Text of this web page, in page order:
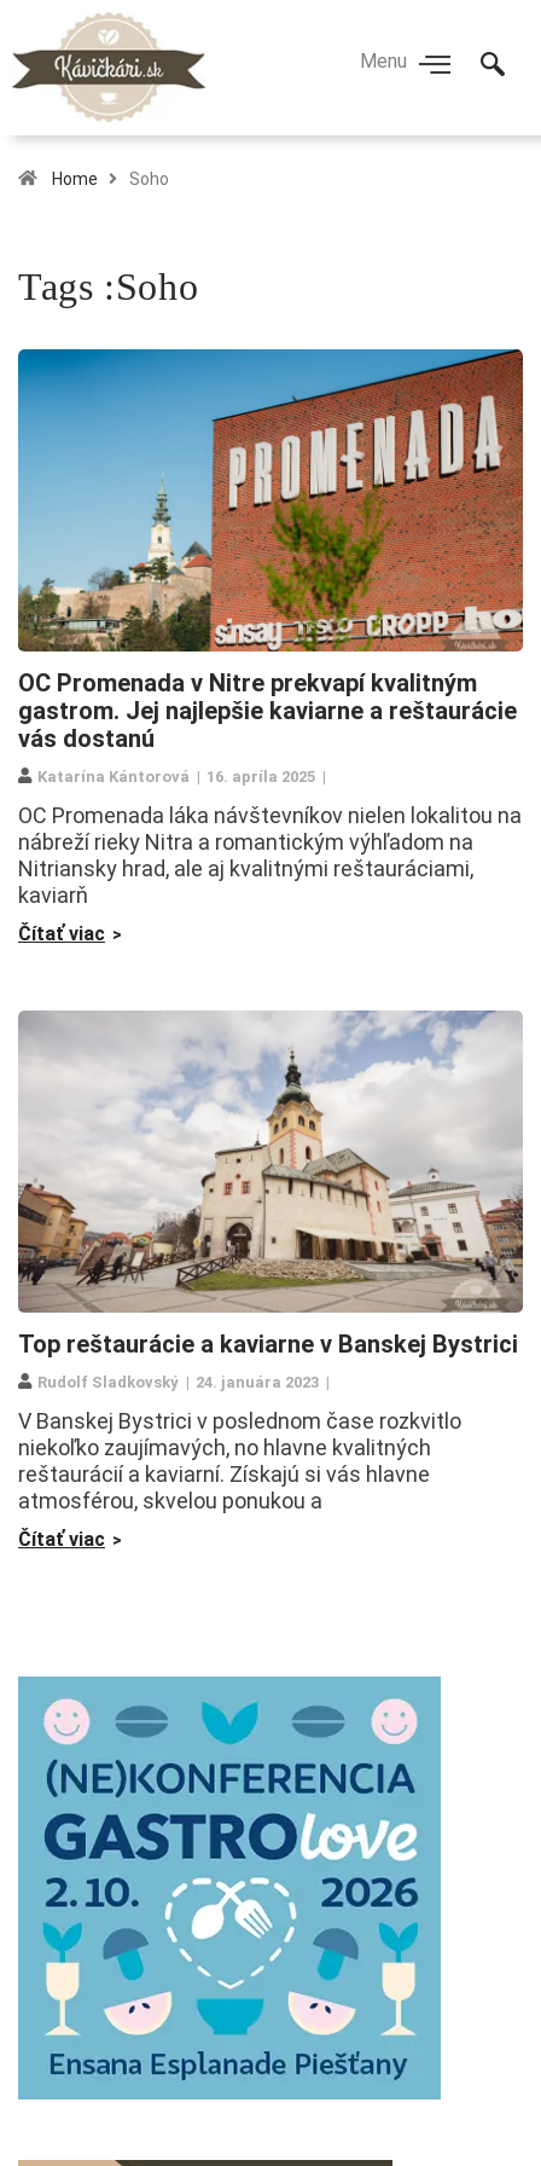
Home Soho
Tags :Soho
OC Promenada v Nitre prekvapí kvalitným
gastrom. Jej najlepšie kaviarne a reštaurácie
vás dostanú
Katarína Kántorová 16. apríla 2025
OC Promenada láka návštevníkov nielen lokalitou na
nábreží rieky Nitra a romantickým výhľadom na
Nitriansky hrad, ale aj kvalitnými reštauráciami,
kaviarň
Čítať viac
Top reštaurácie a kaviarne v Banskej Bystrici
Rudolf Sladkovský 24. januára 2023
V Banskej Bystrici v poslednom čase rozkvitlo
niekoľko zaujímavých, no hlavne kvalitných
reštaurácií a kaviarní. Získajú si vás hlavne
atmosférou, skvelou ponukou a
Čítať viac